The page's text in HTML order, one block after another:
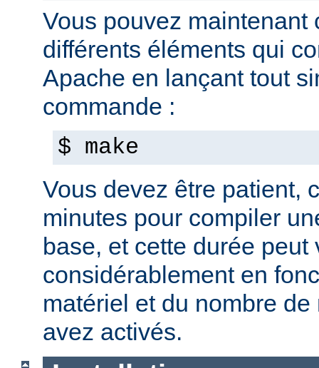
Vous pouvez maintenant
différents éléments qui
Apache en lançant tout
commande :
$ make
Vous devez être patient,
minutes pour compiler
base, et cette durée peut
considérablement en
matériel et du nombre
avez activés.